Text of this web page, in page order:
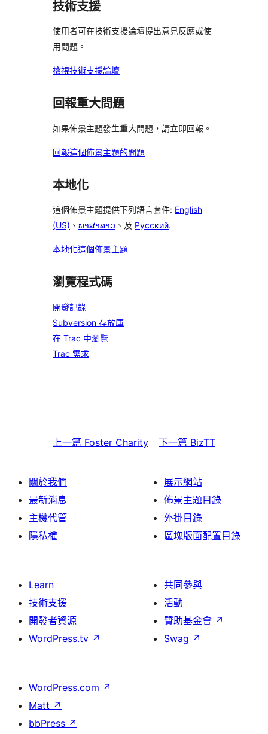
論
評
論
者
評
論
者
評
技術支援
使用者可在技術支援論壇提出意見反應或使
用問題。
檢視技術支援論壇
回報重大問題
如果佈景主題發生重大問題，請立即回報。
回報這個佈景主題的問題
本地化
這個佈景主題提供下列語言套件: English
(US) 、 ພາສາລາວ 、及 Русский.
本地化這個佈景主題
瀏覽程式碼
開發記錄
Subversion 存放庫
在 Trac 中瀏覽
Trac 需求
上一篇 Foster Charity 下一篇 BizTT
關於我們
最新消息
主機代管
隱私權
展示網站
佈景主題目錄
外掛目錄
區塊版面配置目錄
Learn
技術支援
開發者資源
WordPress.tv ↗
共同參與
活動
贊助基金會 ↗
Swag ↗
WordPress.com ↗
Matt ↗
bbPress ↗